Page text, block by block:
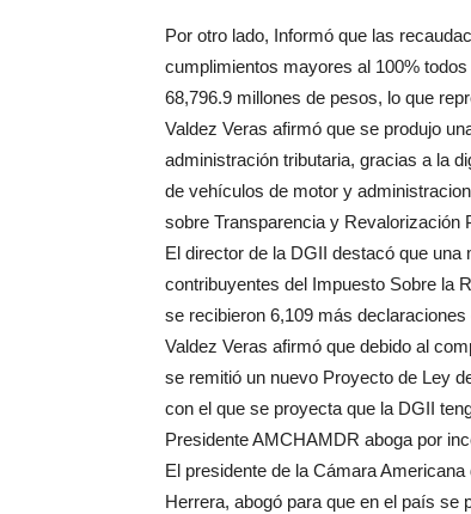
Por otro lado, Informó que las
cumplimientos mayores al 100%
68,796.9 millones de pesos, lo que
Valdez Veras afirmó que se produjo
administración tributaria, gracias a la
de vehículos de motor y
sobre Transparencia y Revalorización
El director de la DGII destacó que una
contribuyentes del Impuesto Sobre la
se recibieron 6,109 más
Valdez Veras afirmó que debido al
se remitió un nuevo Proyecto de Ley
con el que se proyecta que la DGII
Presidente AMCHAMDR aboga por
El presidente de la Cámara
Herrera, abogó para que en el país